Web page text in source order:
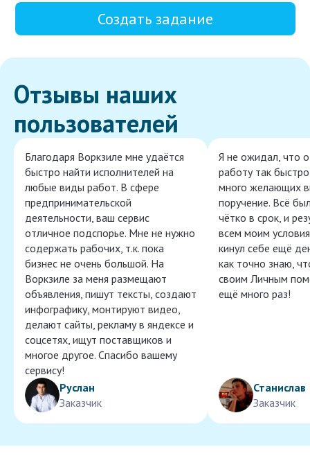
Создать задание
Отзывы наших
пользователей
Благодаря Воркзиле мне удаётся
быстро найти исполнителей на
любые виды работ. В сфере
предпринимательской
деятельности, ваш сервис
отличное подспорье. Мне не нужно
содержать рабочих, т.к. пока
бизнес не очень большой. На
Воркзиле за меня размещают
объявления, пишут тексты, создают
инфографику, монтируют видео,
делают сайты, рекламу в яндексе и
соцсетях, ищут поставщиков и
многое другое. Спасибо вашему
сервису!
Руслан
Заказчик
Я не ожидал, что
работу так
много желающих
поручение. Всё
чётко в срок, и
всем моим
кинул себе ещё
как точно знаю,
своим Личным
ещё много раз!
Станислав
Заказчик